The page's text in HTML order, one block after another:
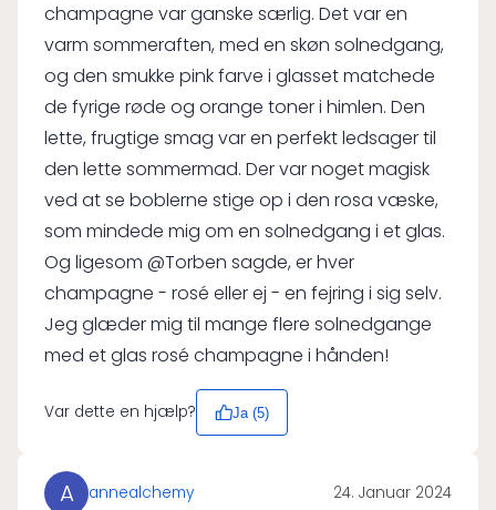
champagne var ganske særlig. Det var en
varm sommeraften, med en skøn solnedgang,
og den smukke pink farve i glasset matchede
de fyrige røde og orange toner i himlen. Den
lette, frugtige smag var en perfekt ledsager til
den lette sommermad. Der var noget magisk
ved at se boblerne stige op i den rosa væske,
som mindede mig om en solnedgang i et glas.
Og ligesom @Torben sagde, er hver
champagne - rosé eller ej - en fejring i sig selv.
Jeg glæder mig til mange flere solnedgange
med et glas rosé champagne i hånden!
Var dette en hjælp? Ja (5)
A annealchemy 24. Januar 2024